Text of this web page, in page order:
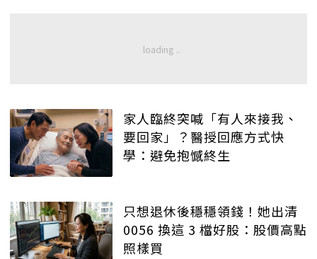
家人臨終突喊「有人來接我、
要回家」？醫授回應方式快
學：避免抱憾終生
只想退休後穩穩領錢！她出清
0056 換這 3 檔好股：股價高點
照樣買